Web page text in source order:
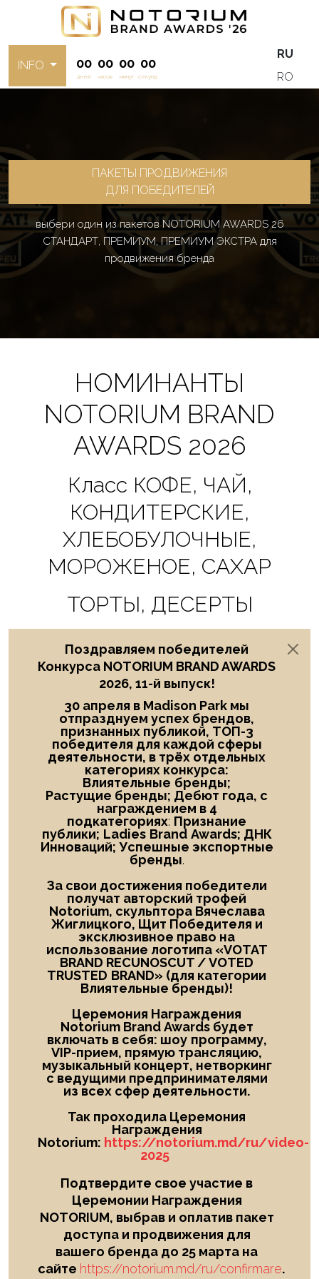
INFO 00
дней
00
часов
00
минут
00
секунд
RU
RO
ПАКЕТЫ ПРОДВИЖЕНИЯ
ДЛЯ ПОБЕДИТЕЛЕЙ
выбери один из пакетов NOTORIUM AWARDS 26
СТАНДАРТ, ПРЕМИУМ, ПРЕМИУМ ЭКСТРА для
продвижения бренда
НОМИНАНТЫ
NOTORIUM BRAND
AWARDS 2026
Класс КОФЕ, ЧАЙ,
КОНДИТЕРСКИЕ,
ХЛЕБОБУЛОЧНЫЕ,
МОРОЖЕНОЕ, САХАР
ТОРТЫ, ДЕСЕРТЫ
Поздравляем победителей
Конкурса NOTORIUM BRAND AWARDS
2026, 11-й выпуск!
30 апреля в Madison Park мы
отпразднуем успех брендов,
признанных публикой, ТОП-3
победителя для каждой сферы
деятельности, в трёх отдельных
категориях конкурса:
Влиятельные бренды;
Растущие бренды; Дебют года, с
награждением в 4
подкатегориях: Признание
публики; Ladies Brand Awards; ДНК
Инноваций; Успешные экспортные
бренды.
За свои достижения победители
получат авторский трофей
Notorium, скульптора Вячеслава
Жиглицкого, Щит Победителя и
эксклюзивное право на
использование логотипа «VOTAT
BRAND RECUNOSCUT /VOTED
TRUSTED BRAND» (для категории
Влиятельные бренды)!
Церемония Награждения
Notorium Brand Awards будет
включать в себя: шоу программу,
VIP-прием, прямую трансляцию,
музыкальный концерт, нетворкинг
с ведущими предпринимателями
из всех сфер деятельности.
Так проходила Церемония
Награждения
Notorium: https://notorium.md/ru/video-
2025
Подтвердите свое участие в
Церемонии Награждения
NOTORIUM, выбрав и оплатив пакет
доступа и продвижения для
вашего бренда до 25 марта на
сайте https://notorium.md/ru/confirmare.